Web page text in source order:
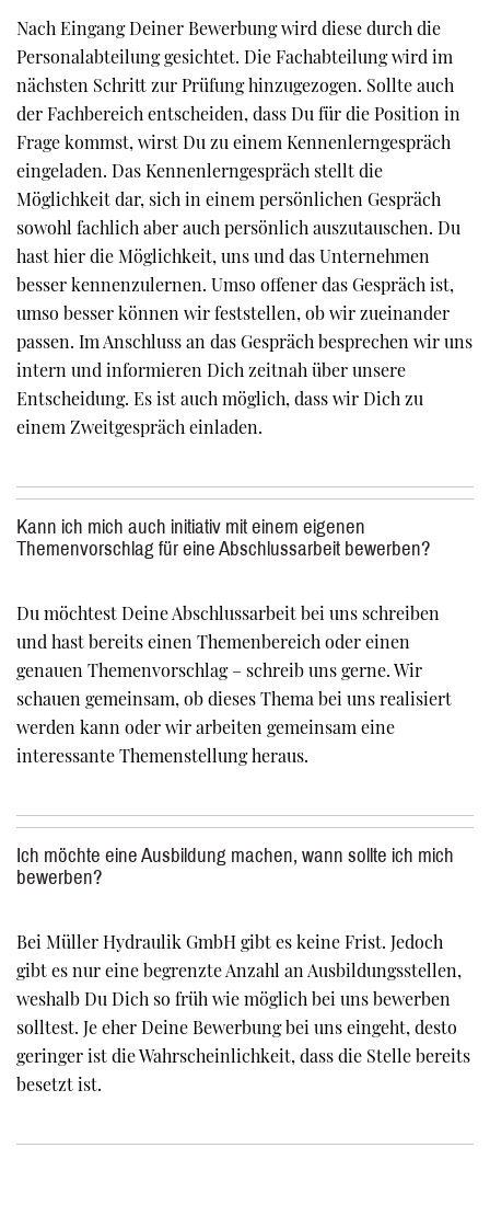
Nach Eingang Deiner Bewerbung wird diese durch die
Personalabteilung gesichtet. Die Fachabteilung wird im
nächsten Schritt zur Prüfung hinzugezogen. Sollte auch
der Fachbereich entscheiden, dass Du für die Position in
Frage kommst, wirst Du zu einem Kennenlerngespräch
eingeladen. Das Kennenlerngespräch stellt die
Möglichkeit dar, sich in einem persönlichen Gespräch
sowohl fachlich aber auch persönlich auszutauschen. Du
hast hier die Möglichkeit, uns und das Unternehmen
besser kennenzulernen. Umso offener das Gespräch ist,
umso besser können wir feststellen, ob wir zueinander
passen. Im Anschluss an das Gespräch besprechen wir uns
intern und informieren Dich zeitnah über unsere
Entscheidung. Es ist auch möglich, dass wir Dich zu
einem Zweitgespräch einladen.
Kann ich mich auch initiativ mit einem eigenen
Themenvorschlag für eine Abschlussarbeit bewerben?
Du möchtest Deine Abschlussarbeit bei uns schreiben
und hast bereits einen Themenbereich oder einen
genauen Themenvorschlag – schreib uns gerne. Wir
schauen gemeinsam, ob dieses Thema bei uns realisiert
werden kann oder wir arbeiten gemeinsam eine
interessante Themenstellung heraus.
Ich möchte eine Ausbildung machen, wann sollte ich mich
bewerben?
Bei Müller Hydraulik GmbH gibt es keine Frist. Jedoch
gibt es nur eine begrenzte Anzahl an Ausbildungsstellen,
weshalb Du Dich so früh wie möglich bei uns bewerben
solltest. Je eher Deine Bewerbung bei uns eingeht, desto
geringer ist die Wahrscheinlichkeit, dass die Stelle bereits
besetzt ist.